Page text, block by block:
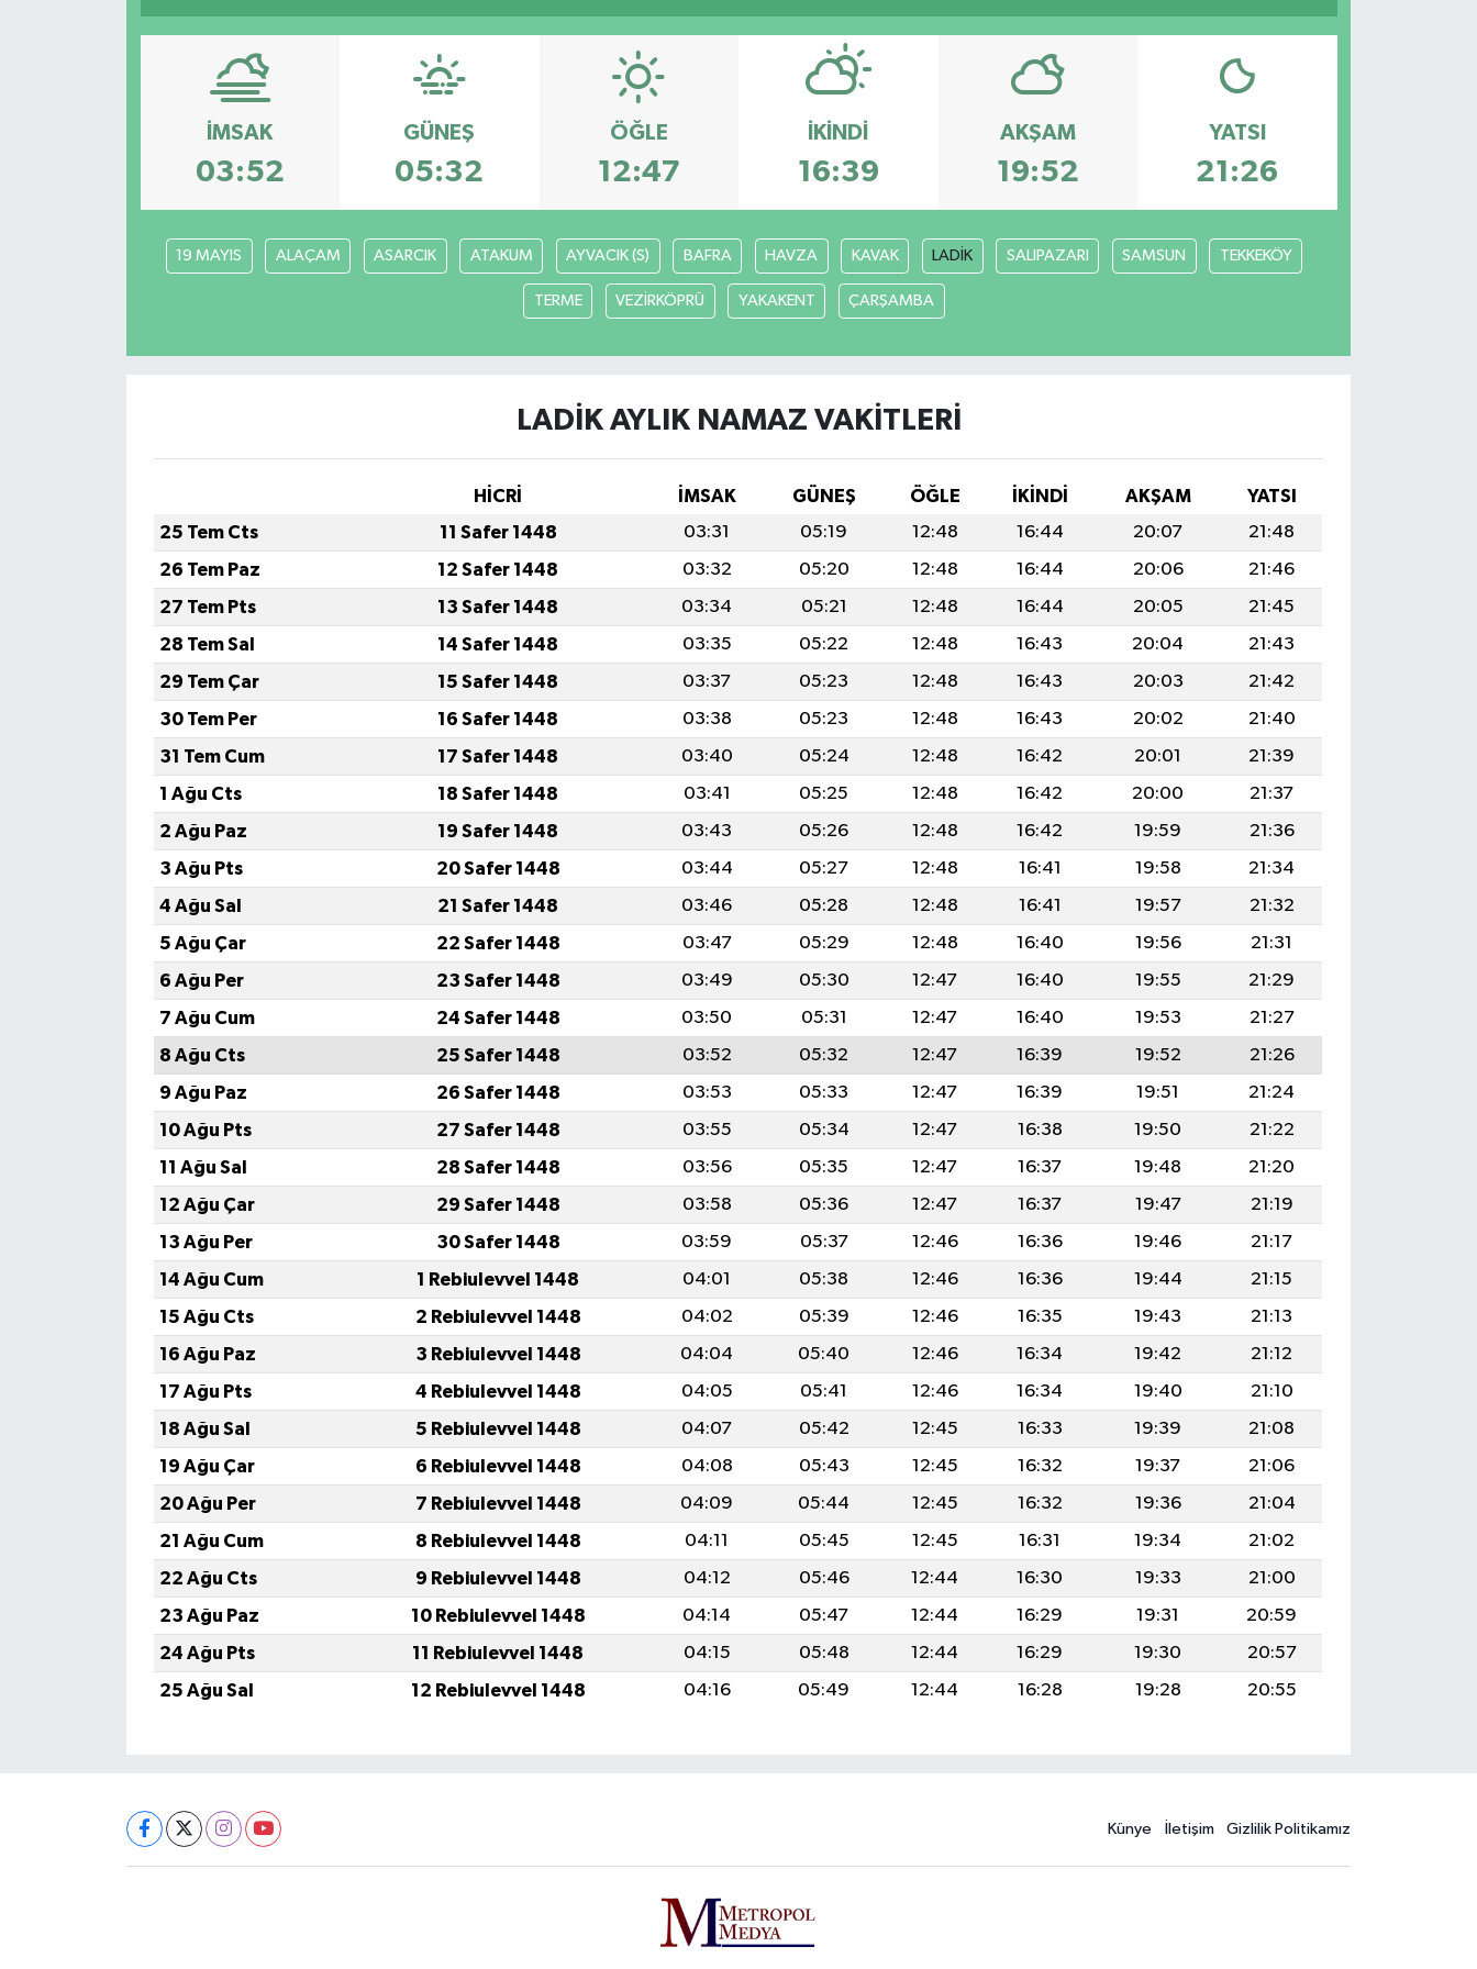
İMSAK
03:52
GÜNEŞ
05:32
ÖĞLE
12:47
İKINDI
16:39
AKŞAM
19:52
YATSI
21:26
19 MAYIS ALAÇAM ASARCIK ATAKUM AYVACIK (S) BAFRA HAVZA KAVAK LADİK SALIPAZARI SAMSUN TEKKEKÖY
TERME VEZİRKÖPRÜ YAKAKENT ÇARŞAMBA
LADİK AYLIK NAMAZ VAKITLERI
HİCRİ İMSAK GÜNEŞ ÖĞLE İKINDI AKŞAM
YATSI
25 Tem Cts
11 Safer 1448 03:31 05:19 12:48 16:44 20:07
21:48
26 Tem Paz
12 Safer 1448 03:32 05:20 12:48 16:44 20:06
21:46
27 Tem Pts
13 Safer 1448 03:34 05:21 12:48 16:44 20:05
21:45
28 Tem Sal
14 Safer 1448 03:35 05:22 12:48 16:43 20:04
21:43
29 Tem Çar
15 Safer 1448 03:37 05:23 12:48 16:43 20:03
21:42
30 Tem Per
16 Safer 1448 03:38 05:23 12:48 16:43 20:02
21:40
31 Tem Cum
17 Safer 1448 03:40 05:24 12:48 16:42 20:01
21:39
1 Ağu Cts
18 Safer 1448 03:41 05:25 12:48 16:42 20:00
21:37
2 Ağu Paz
19 Safer 1448 03:43 05:26 12:48 16:42 19:59
21:36
3 Ağu Pts
20 Safer 1448 03:44 05:27 12:48 16:41 19:58
21:34
4 Ağu Sal
21 Safer 1448 03:46 05:28 12:48 16:41 19:57
21:32
5 Ağu Çar
22 Safer 1448 03:47 05:29 12:48 16:40 19:56
21:31
6 Ağu Per
23 Safer 1448 03:49 05:30 12:47 16:40 19:55
21:29
7 Ağu Cum
24 Safer 1448 03:50 05:31 12:47 16:40 19:53
21:27
8 Ağu Cts
25 Safer 1448 03:52 05:32 12:47 16:39 19:52
21:26
9 Ağu Paz
26 Safer 1448 03:53 05:33 12:47 16:39 19:51
21:24
10 Ağu Pts
27 Safer 1448 03:55 05:34 12:47 16:38 19:50
21:22
11 Ağu Sal
28 Safer 1448 03:56 05:35 12:47 16:37 19:48
21:20
12 Ağu Çar
29 Safer 1448 03:58 05:36 12:47 16:37 19:47
21:19
13 Ağu Per
30 Safer 1448 03:59 05:37 12:46 16:36 19:46
21:17
14 Ağu Cum
1 Rebiulevvel 1448 04:01 05:38 12:46 16:36 19:44
21:15
15 Ağu Cts
2 Rebiulevvel 1448 04:02 05:39 12:46 16:35 19:43
21:13
16 Ağu Paz
3 Rebiulevvel 1448 04:04 05:40 12:46 16:34 19:42
21:12
17 Ağu Pts
4 Rebiulevvel 1448 04:05 05:41 12:46 16:34 19:40
21:10
18 Ağu Sal
5 Rebiulevvel 1448 04:07 05:42 12:45 16:33 19:39
21:08
19 Ağu Çar
6 Rebiulevvel 1448 04:08 05:43 12:45 16:32 19:37
21:06
20 Ağu Per
7 Rebiulevvel 1448 04:09 05:44 12:45 16:32 19:36
21:04
21 Ağu Cum
8 Rebiulevvel 1448 04:11 05:45 12:45 16:31 19:34
21:02
22 Ağu Cts
9 Rebiulevvel 1448 04:12 05:46 12:44 16:30 19:33
21:00
23 Ağu Paz
10 Rebiulevvel 1448 04:14 05:47 12:44 16:29 19:31
20:59
24 Ağu Pts
11 Rebiulevvel 1448 04:15 05:48 12:44 16:29 19:30
20:57
25 Ağu Sal
12 Rebiulevvel 1448 04:16 05:49 12:44 16:28 19:28 20:55
Künye İletişim Gizlilik Politikamız
Resmi İlanlar